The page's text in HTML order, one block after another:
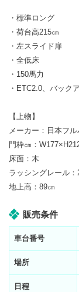
・標準ロング
・荷台高215㎝
・左スライド扉
・全低床
・150馬力
・ETC2.0、バック
【上物】
メーカー：日本フル
門枠㎝：
床面：木
ラッシングレール：
地上高：89㎝
販売条件
車台番号
場所
日程